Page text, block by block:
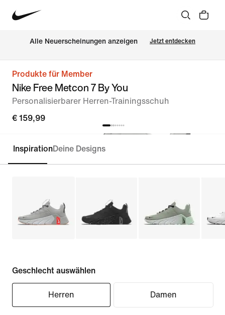
Alle Neuerscheinungen anzeigen Jetzt entdecken
Produkte für Member
Nike Free Metcon 7 By You
Personalisierbarer Herren-Trainingsschuh
€ 159,99
Personalisieren
InspirationDeine Designs
Geschlecht auswählen
Herren Damen